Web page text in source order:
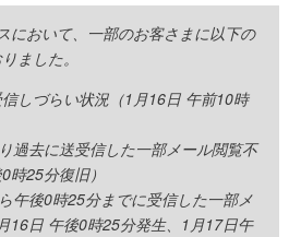
において、一部のお客さまに以下の
ました。
信しづらい状況（1月16日 午前10時
過去に送受信した一部メール閲覧不
時25分復旧）
午後0時25分までに受信した一部メ
16日 午後0時25分発生、1月17日午